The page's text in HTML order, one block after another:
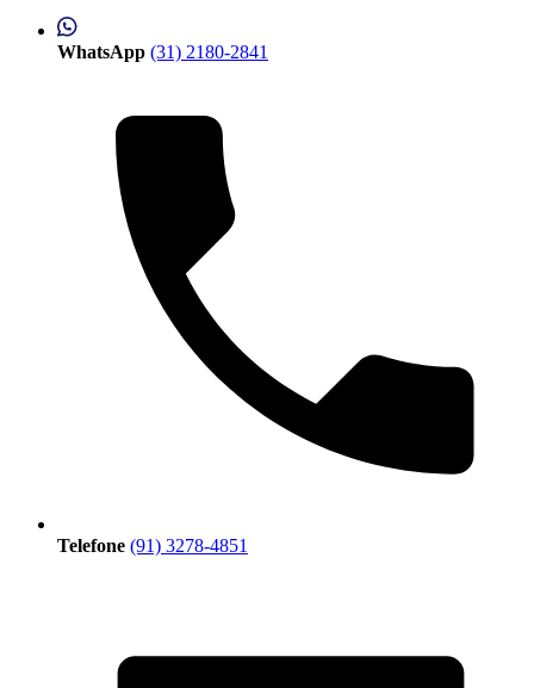
WhatsApp (31) 2180-2841
Telefone (91) 3278-4851